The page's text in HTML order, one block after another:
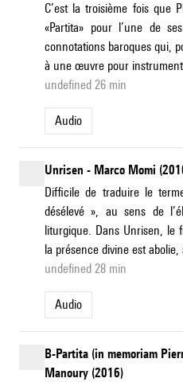
C’est la troisième fois que
«Partita» pour l’une de
connotations baroques qui,
à une œuvre pour
undefined 26 min
Audio
Unrisen - Marco Momi
Difficile de traduire le
désélevé », au sens de
liturgique. Dans Unrisen, le
la présence divine est
undefined 28 min
Audio
B-Partita (in memoriam
Manoury (2016)